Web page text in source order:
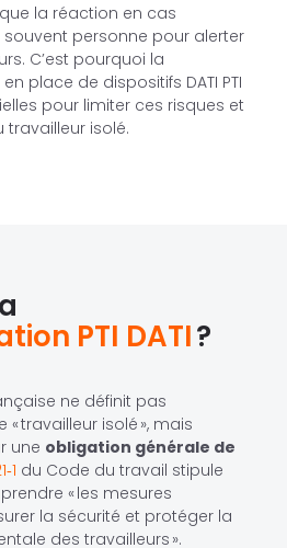
la réaction en cas
souvent personne pour alerter
C’est pourquoi la
place de dispositifs DATI PTI
pour limiter ces risques et
travailleur isolé.
PTI DATI?
ne définit pas
travailleur isolé », mais
une obligation générale de
du Code du travail stipule
« les mesures
la sécurité et protéger la
des travailleurs ».